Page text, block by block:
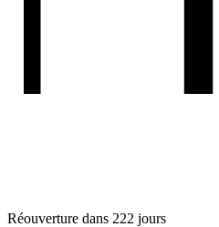
Réouverture dans 222 jours